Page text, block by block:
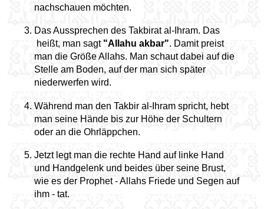
nachschauen möchten.
Das Aussprechen des Takbirat al-Ihram. Das
heißt, man sagt "Allahu akbar". Damit preist
man die Größe Allahs. Man schaut dabei auf die
Stelle am Boden, auf der man sich später
niederwerfen wird.
Während man den Takbir al-Ihram spricht, hebt
man seine Hände bis zur Höhe der Schultern
oder an die Ohrläppchen.
Jetzt legt man die rechte Hand auf linke Hand
und Handgelenk und beides über seine Brust,
wie es der Prophet - Allahs Friede und Segen auf
ihm - tat.